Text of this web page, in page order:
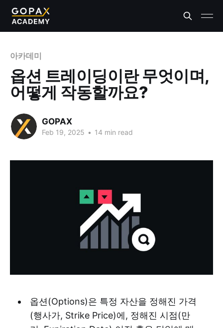
아카데미
옵션 트레이딩이란 무엇이며,
어떻게 작동할까요?
GOPAX
Feb 19, 2025 • 14 min read
옵션(Options)은 특정 자산을 정해진 가격
(행사가, Strike Price)에, 정해진 시점(만